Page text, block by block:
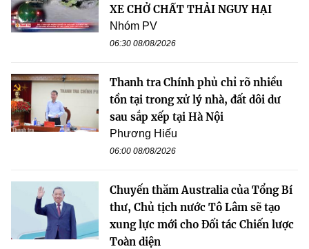
XE CHỞ CHẤT THẢI NGUY HẠI
Nhóm PV
06:30 08/08/2026
Thanh tra Chính phủ chỉ rõ nhiều
tồn tại trong xử lý nhà, đất dôi dư
sau sắp xếp tại Hà Nội
Phương Hiếu
06:00 08/08/2026
Chuyến thăm Australia của Tổng Bí
thư, Chủ tịch nước Tô Lâm sẽ tạo
xung lực mới cho Đối tác Chiến lược
Toàn diện